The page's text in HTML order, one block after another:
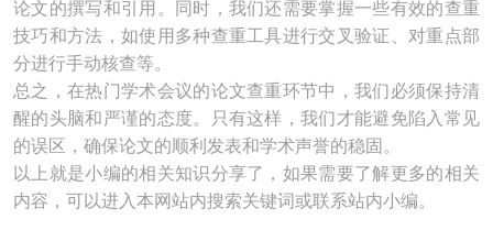
论文的撰写和引用。同时，我们还需要掌握一些有效的查重
技巧和方法，如使用多种查重工具进行交叉验证、对重点部
分进行手动核查等。
总之，在热门学术会议的论文查重环节中，我们必须保持清
醒的头脑和严谨的态度。只有这样，我们才能避免陷入常见
的误区，确保论文的顺利发表和学术声誉的稳固。
以上就是小编的相关知识分享了，如果需要了解更多的相关
内容，可以进入本网站内搜索关键词或联系站内小编。